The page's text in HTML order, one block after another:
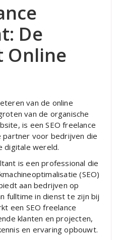
De
Online
van de online
van de organische
is een SEO freelance
partner voor bedrijven die
digitale wereld.
is een professional die
(SEO)
aan bedrijven op
fulltime in dienst te zijn bij
een SEO freelance
klanten en projecten,
en ervaring opbouwt.